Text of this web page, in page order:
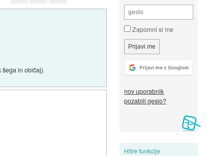
Zapomni si me
nov uporabnik
pozabili geslo?
Hitre funkcije
šega in običaj).